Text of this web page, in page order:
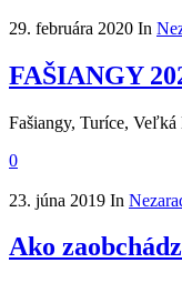
29. februára 2020 In
FAŠIANGY
Fašiangy, Turíce, Veľká
0
23. júna 2019 In
Ako